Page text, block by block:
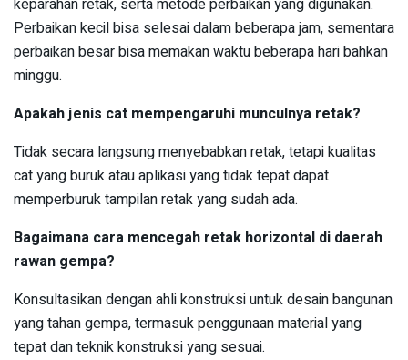
keparahan retak, serta metode perbaikan yang digunakan.
Perbaikan kecil bisa selesai dalam beberapa jam, sementara
perbaikan besar bisa memakan waktu beberapa hari bahkan
minggu.
Apakah jenis cat mempengaruhi munculnya retak?
Tidak secara langsung menyebabkan retak, tetapi kualitas
cat yang buruk atau aplikasi yang tidak tepat dapat
memperburuk tampilan retak yang sudah ada.
Bagaimana cara mencegah retak horizontal di daerah
rawan gempa?
Konsultasikan dengan ahli konstruksi untuk desain bangunan
yang tahan gempa, termasuk penggunaan material yang
tepat dan teknik konstruksi yang sesuai.